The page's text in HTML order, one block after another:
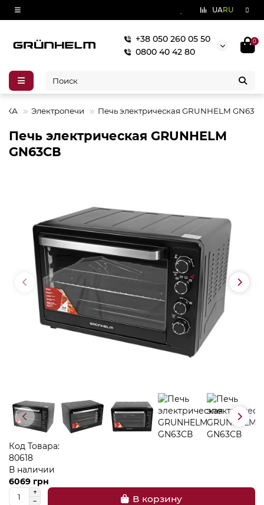
UARU
+38 050 260 05 50
0800 40 42 80
0
Электропечи Печь электрическая GRUNHELM
Печь электрическая GRUNHELM
GN63СВ
Код Товара:
80618
В наличии
6069 грн
В корзину